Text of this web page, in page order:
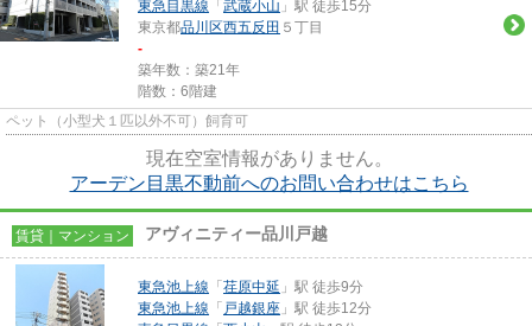
東急目黒線 「 武蔵小山 」駅 徒歩15分
東京都品川区西五反田 ５丁目
-
築年数：築21年
階数：6階建
ペット（小型犬１匹以外不可）飼育可
現在空室情報がありません。
アーデン目黒不動前へのお問い合わせはこちら
賃貸｜マンション アヴィニティー品川戸越
東急池上線 「 荏原中延 」駅 徒歩9分
東急池上線 「 戸越銀座 」駅 徒歩12分